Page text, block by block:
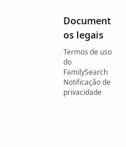
Document
os legais
Termos de uso
do
FamilySearch
Notificação de
privacidade